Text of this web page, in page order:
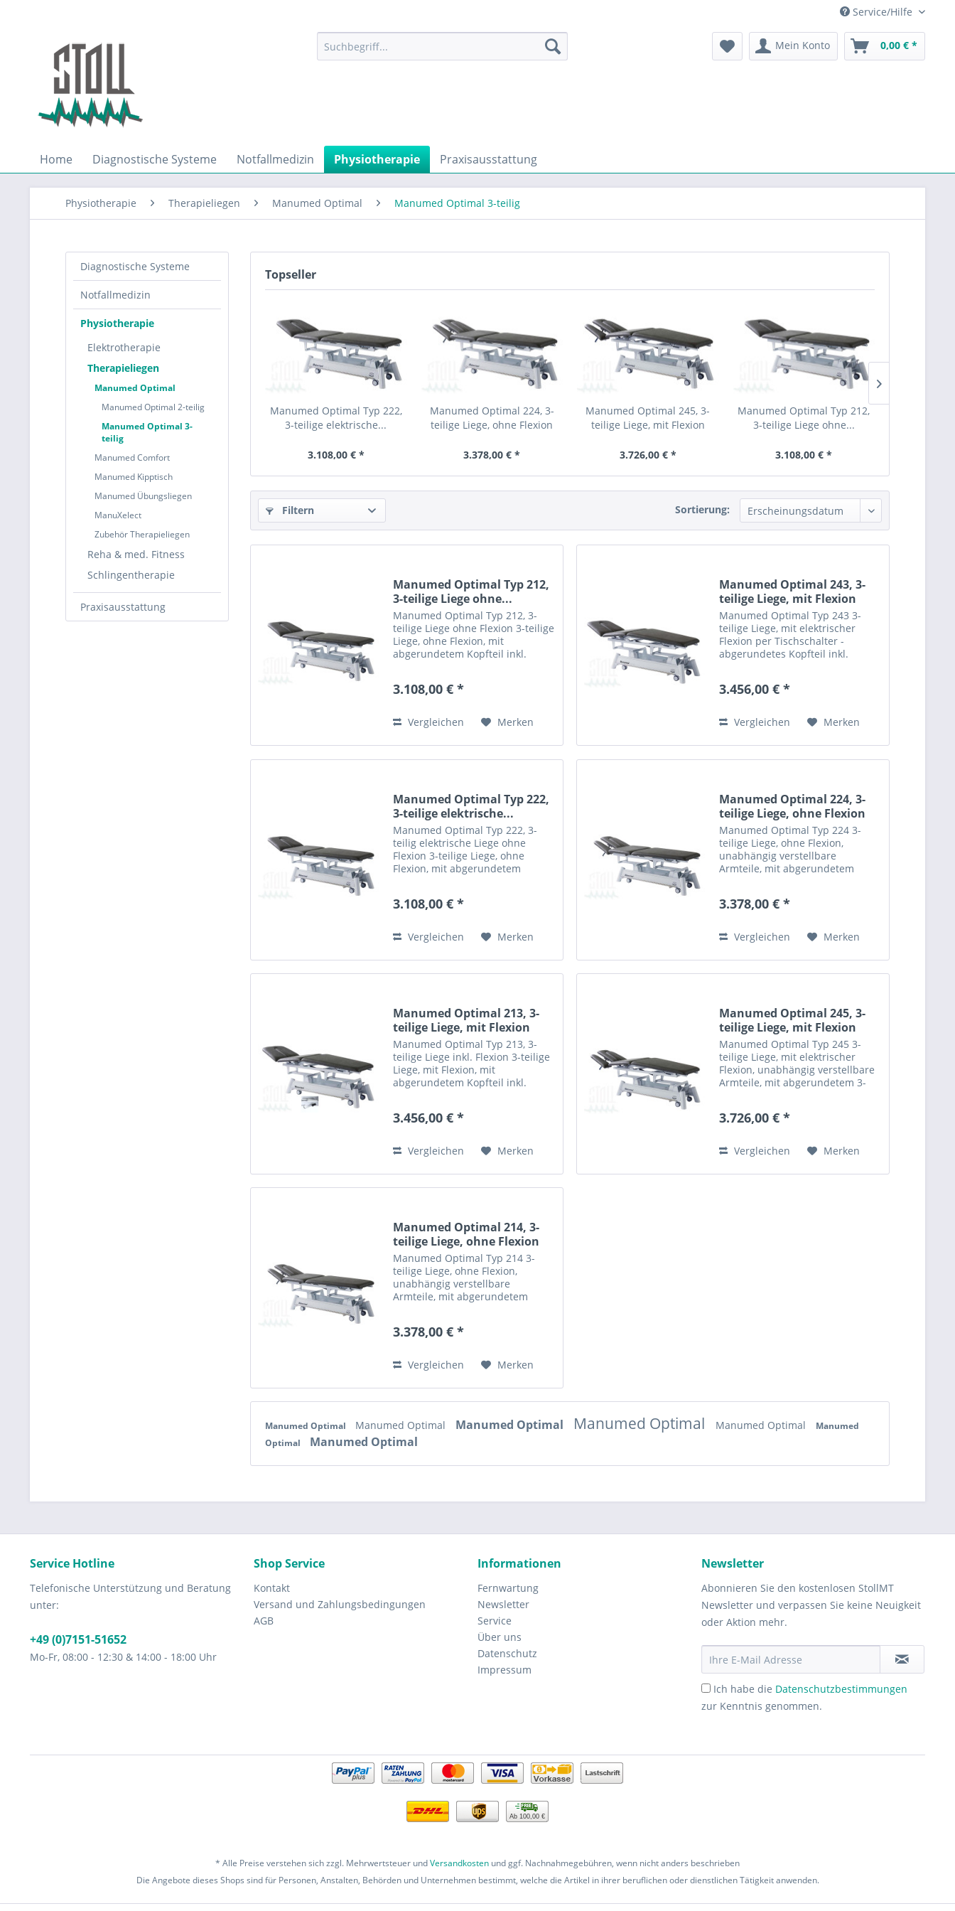
Service/Hilfe
Mein Konto 0,00 € *
Home Diagnostische Systeme Notfallmedizin Physiotherapie Praxisausstattung
Physiotherapie Therapieliegen Manumed Optimal Manumed Optimal 3-teilig
Diagnostische Systeme
Notfallmedizin
Physiotherapie
Elektrotherapie
Therapieliegen
Manumed Optimal
Manumed Optimal 2-teilig
Manumed Optimal 3-
teilig
Manumed Comfort
Manumed Kipptisch
Manumed Übungsliegen
ManuXelect
Zubehör Therapieliegen
Reha & med. Fitness
Schlingentherapie
Praxisausstattung
Topseller
Manumed Optimal Typ 222,
3-teilige elektrische...
3.108,00 € *
Manumed Optimal 224, 3-
teilige Liege, ohne Flexion
3.378,00 € *
Manumed Optimal 245, 3-
teilige Liege, mit Flexion
3.726,00 € *
Manumed Optimal Typ 212,
3-teilige Liege ohne...
3.108,00 € *
Filtern Sortierung:
Manumed Optimal Typ 212,
3-teilige Liege ohne...
Manumed Optimal Typ 212, 3-
teilige Liege ohne Flexion 3-teilige
Liege, ohne Flexion, mit
abgerundetem Kopfteil inkl.
Höhenverstellung (45-95cm),
Polsterung...
3.108,00 € *
Vergleichen Merken
Manumed Optimal 243, 3-
teilige Liege, mit Flexion
Manumed Optimal Typ 243 3-
teilige Liege, mit elektrischer
Flexion per Tischschalter -
abgerundetes Kopfteil inkl.
unabhängig verstellbar mit
3.456,00 € *
Vergleichen Merken
Manumed Optimal Typ 222,
3-teilige elektrische...
Manumed Optimal Typ 222, 3-
teilig elektrische Liege ohne
Flexion 3-teilige Liege, ohne
Flexion, mit abgerundetem
Höhenverstellung (45-95cm)
Liegenbreite...
3.108,00 € *
Vergleichen Merken
Manumed Optimal 224, 3-
teilige Liege, ohne Flexion
Manumed Optimal Typ 224 3-
teilige Liege, ohne Flexion,
unabhängig verstellbare
Armteile, mit abgerundetem
elektrische Höhenverstellung (45-
3.378,00 € *
Vergleichen Merken
Manumed Optimal 213, 3-
teilige Liege, mit Flexion
Manumed Optimal Typ 213, 3-
teilige Liege inkl. Flexion 3-teilige
Liege, mit Flexion, mit
abgerundetem Kopfteil inkl.
(45-95cm), Liegenbreite standard
3.456,00 € *
Vergleichen Merken
Manumed Optimal 245, 3-
teilige Liege, mit Flexion
Manumed Optimal Typ 245 3-
teilige Liege, mit elektrischer
Flexion, unabhängig verstellbare
Armteile, mit abgerundetem 3-
Nasenschlitzteil, elektrische
3.726,00 € *
Vergleichen Merken
Manumed Optimal 214, 3-
teilige Liege, ohne Flexion
Manumed Optimal Typ 214 3-
teilige Liege, ohne Flexion,
unabhängig verstellbare
Armteile, mit abgerundetem
Höhenverstellung (45-95cm),
Polsterung...
3.378,00 € *
Vergleichen Merken
Manumed Optimal Manumed Optimal Manumed Optimal Manumed Optimal Manumed Optimal
Manumed
Optimal
Manumed Optimal
Service Hotline
Telefonische Unterstützung und Beratung
unter:
+49 (0)7151-51652
Mo-Fr, 08:00 - 12:30 & 14:00 - 18:00 Uhr
Shop Service
Kontakt
Versand und Zahlungsbedingungen
AGB
Informationen
Fernwartung
Newsletter
Service
Über uns
Datenschutz
Impressum
Newsletter
Abonnieren Sie den kostenlosen StollMT
Newsletter und verpassen Sie keine Neuigkeit
oder Aktion mehr.
Ich habe die Datenschutzbestimmungen
zur Kenntnis genommen.
Ab 100,00 €
* Alle Preise verstehen sich zzgl. Mehrwertsteuer undVersandkosten und ggf. Nachnahmegebühren, wenn nicht anders beschrieben
Die Angebote dieses Shops sind für Personen, Anstalten, Behörden und Unternehmen bestimmt, welche die Artikel in ihrer beruflichen oder dienstlichen Tätigkeit anwenden.